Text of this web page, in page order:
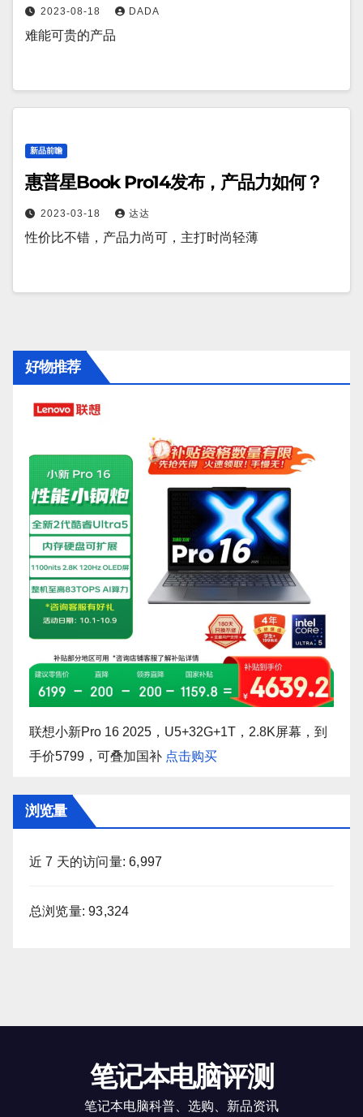
2023-08-18 DADA
难能可贵的产品
新品前瞻
惠普星Book Pro14发布，产品力如何？
2023-03-18 达达
性价比不错，产品力尚可，主打时尚轻薄
好物推荐
联想小新Pro 16 2025，U5+32G+1T，2.8K屏幕，到
手价5799，可叠加国补 点击购买
浏览量
近 7 天的访问量:6,997
总浏览量:93,324
笔记本电脑评测
笔记本电脑科普、选购、新品资讯